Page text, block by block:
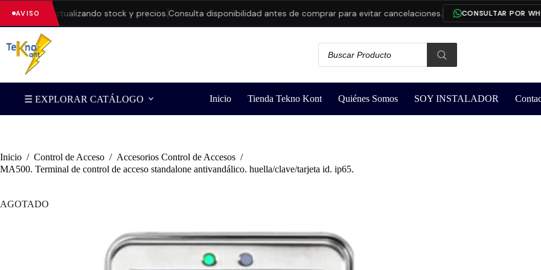
AVISOactualizando stock y precios.Consulta disponibilidad antes de comprar para evitar cancelaciones. CONSULTAR POR
☰ EXPLORAR CATÁLOGO Inicio Tienda Tekno Kont Quiénes Somos SOY INSTALADOR
Inicio / Control de Acceso / Accesorios Control de Accesos /
MA500. Terminal de control de acceso standalone antivandálico. huella/clave/tarjeta id. ip65.
AGOTADO